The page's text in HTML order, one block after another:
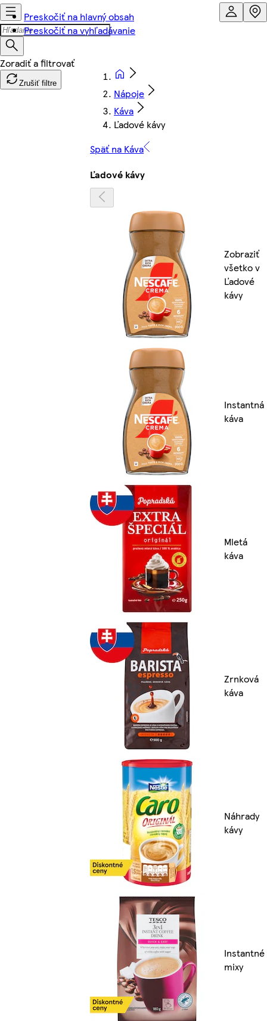
Preskočiť na hlavný obsah
Preskočiť na vyhľadávanie
Zrušiť filtre
Nápoje
Káva
Ľadové kávy
Späť na Káva
Ľadové kávy
Zobraziť
všetko v
Ľadové
kávy
Instantná
káva
Mletá
káva
Zrnková
káva
Náhrady
kávy
Instantné
mixy